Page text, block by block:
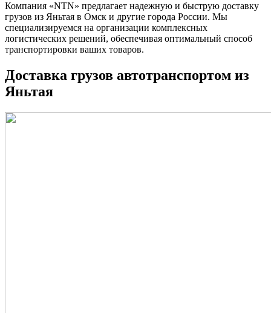
Компания «NTN» предлагает надежную и быструю доставку
грузов из Яньтая в Омск и другие города России. Мы
специализируемся на организации комплексных
логистических решений, обеспечивая оптимальный способ
транспортировки ваших товаров.
Доставка грузов автотранспортом из
Яньтая